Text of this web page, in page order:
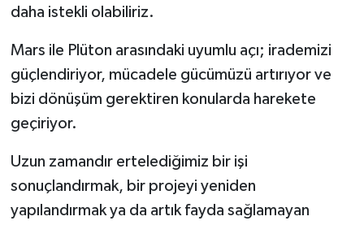
daha istekli olabiliriz.
Mars ile Plüton arasındaki uyumlu açı; irademizi
güçlendiriyor, mücadele gücümüzü artırıyor ve
bizi dönüşüm gerektiren konularda harekete
geçiriyor.
Uzun zamandır ertelediğimiz bir işi
sonuçlandırmak, bir projeyi yeniden
yapılandırmak ya da artık fayda sağlamayan